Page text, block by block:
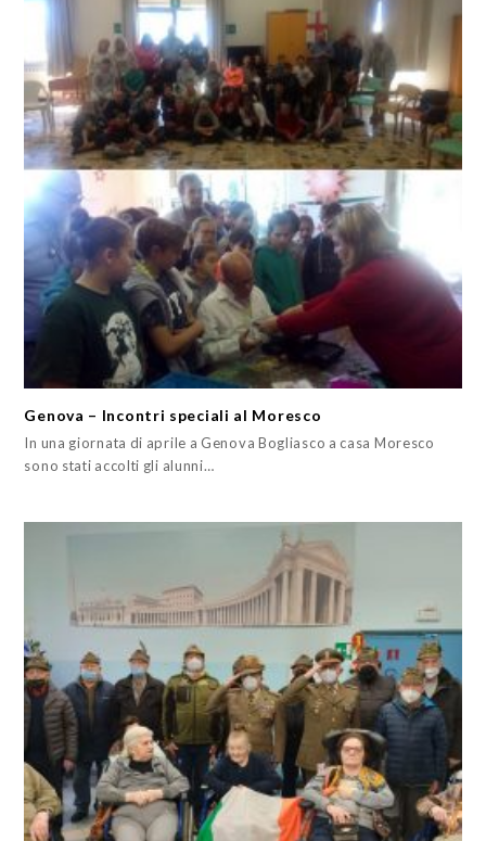
Genova – Incontri speciali al Moresco
In una giornata di aprile a Genova Bogliasco a casa Moresco
sono stati accolti gli alunni…